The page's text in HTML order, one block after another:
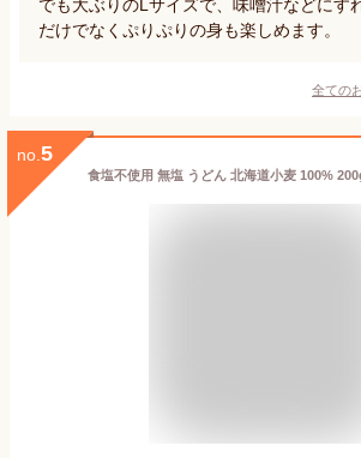
でも大ぶりのLサイズで、味噌汁などにす
だけでなくぷりぷりの身も楽しめます。
全ての
no. 5